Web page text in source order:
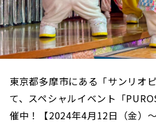
東京都多摩市にある「サンリオ
て、 スペシャルイベント「
催中！【2024年4月12日（金）